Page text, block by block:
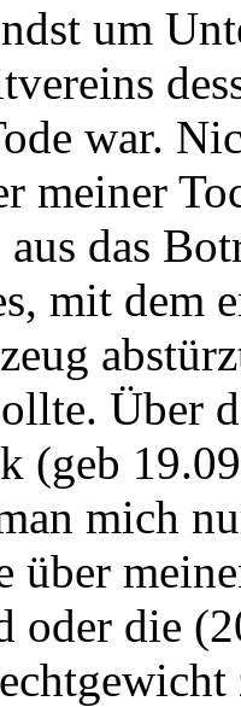
um
war.
meiner
das
mit dem
Über
(geb
mich
über
oder die